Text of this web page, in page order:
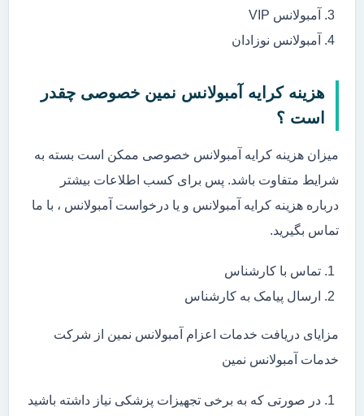
آمبولانس VIP
آمبولانس نوزادان
هزینه کرایه آمبولانس نمین خصوصی چقدر
است ؟
میزان هزینه کرایه آمبولانس خصوصی ممکن است بسته به
شرایط متفاوت باشد. پس برای کسب اطلاعات بیشتر
درباره هزینه کرایه آمبولانس و یا درخواست آمبولانس ، با ما
تماس بگیرید.
تماس با کارشناس
ارسال پیامک به کارشناس
مزایای دریافت خدمات اعزام آمبولانس نمین از شرکت
خدمات آمبولانس نمین
در صورتی که به برخی تجهیزات پزشکی نیاز داشته باشید